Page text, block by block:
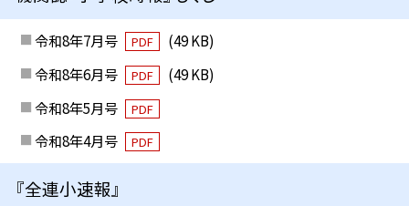
令和8年7月号 PDF
(49 KB)
令和8年6月号
PDF
(49 KB)
令和8年5月号
PDF
令和8年4月号 PDF
『全連小速報』